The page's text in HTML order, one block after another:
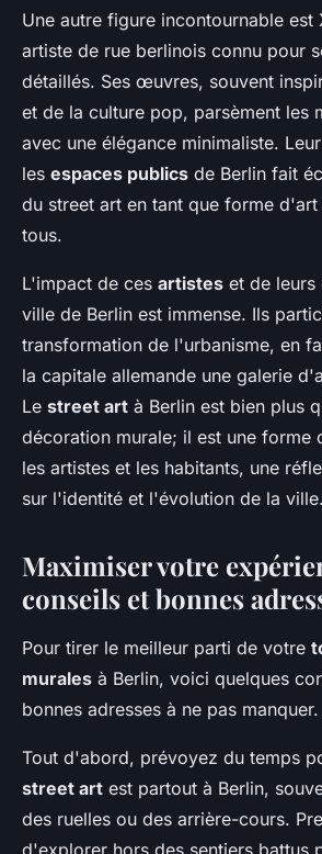
Une autre figure incontournable est
artiste de rue berlinois connu pour
détaillés. Ses œuvres, souvent
et de la culture pop, parsèment les
avec une élégance minimaliste.
les espaces publics de Berlin fait
du street art en tant que forme d'art
tous.
L'impact de ces artistes et de
ville de Berlin est immense. Ils
transformation de l'urbanisme, en
la capitale allemande une galerie
Le street art à Berlin est bien plus
décoration murale; il est une forme
les artistes et les habitants, une
sur l'identité et l'évolution de la ville.
Maximiser votre
conseils et bonnes
Pour tirer le meilleur parti de votre
murales à Berlin, voici quelques
bonnes adresses à ne pas manquer.
Tout d'abord, prévoyez du temps
street art est partout à Berlin,
des ruelles ou des arrière-cours.